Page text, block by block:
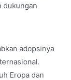
dukungan
adopsinya
Eropa dan